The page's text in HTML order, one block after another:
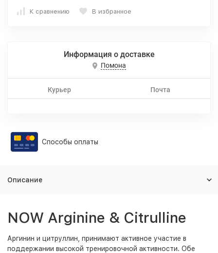
К сравнению В избранное
Информация о доставке
Помона
Курьер Почта
Способы оплаты
Описание
NOW Arginine & Citrulline
Аргинин и цитруллин, принимают активное участие в
поддержании высокой тренировочной активности. Обе